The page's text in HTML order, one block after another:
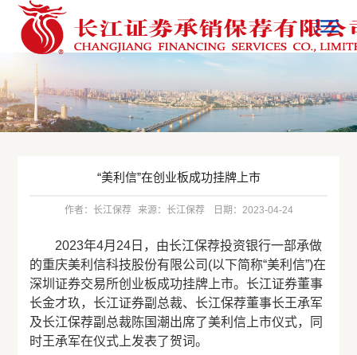
“美利信”在创业板成功挂牌上市
作者：长江保荐 来源：长江保荐 日期：2023-04-24
2023年4月24日，由长江保荐投资银行一部承做
的重庆美利信科技股份有限公司(以下简称“美利信”)在
深圳证券交易所创业板成功挂牌上市。长江证券董事
长金才玖，长江证券副总裁、长江保荐董事长王承军
及长江保荐副总裁陈国潮出席了美利信上市仪式，同
时王承军在仪式上发表了贺词。